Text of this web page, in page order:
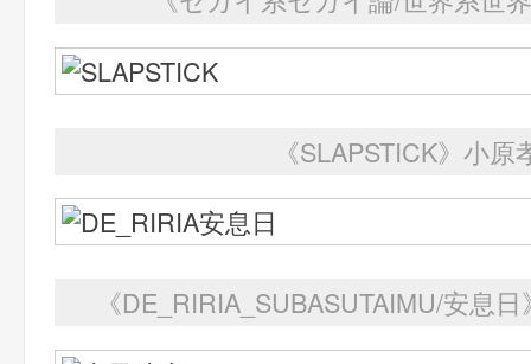
《SLAPSTICK》小原
《DE_RIRIA_SUBASUTAIMU/安息